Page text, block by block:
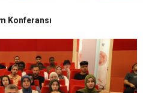
Konferansı